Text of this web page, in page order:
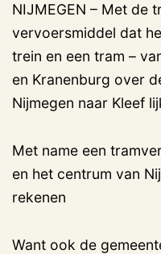
NIJMEGEN – Met de
vervoersmiddel dat
trein en een tram –
en Kranenburg over
Nijmegen naar Kleef
Met name een
en het centrum van
rekenen
Want ook de